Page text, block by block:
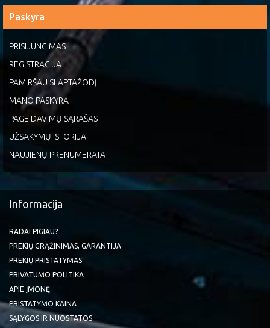
Paskyra
PRISIJUNGIMAS
REGISTRACIJA
PAMIRŠAU SLAPTAŽODĮ
MANO PASKYRA
PAGEIDAVIMŲ SĄRAŠAS
UŽSAKYMŲ ISTORIJA
NAUJIENŲ PRENUMERATA
Informacija
RADAI PIGIAU?
PREKIŲ GRĄŽINIMAS, GARANTIJA
PREKIŲ PRISTATYMAS
PRIVATUMO POLITIKA
APIE ĮMONĘ
PRISTATYMO KAINA
SĄLYGOS IR NUOSTATOS